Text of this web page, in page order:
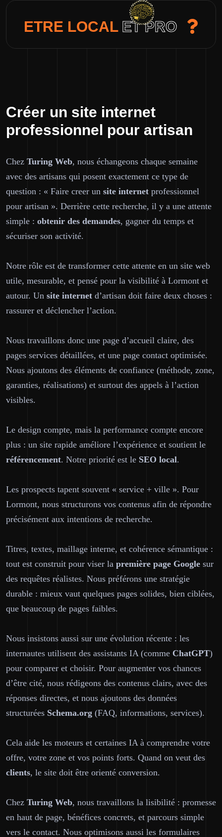
ETRE LOCAL ET PRO
Créer un site internet
professionnel pour artisan
Chez Turing Web, nous échangeons chaque semaine
avec des artisans qui posent exactement ce type de
question : « Faire creer un site internet professionnel
pour artisan ». Derrière cette recherche, il y a une attente
simple : obtenir des demandes, gagner du temps et
sécuriser son activité.
Notre rôle est de transformer cette attente en un site web
utile, mesurable, et pensé pour la visibilité à Lormont et
autour. Un site internet d’artisan doit faire deux choses :
rassurer et déclencher l’action.
Nous travaillons donc une page d’accueil claire, des
pages services détaillées, et une page contact optimisée.
Nous ajoutons des éléments de confiance (méthode, zone,
garanties, réalisations) et surtout des appels à l’action
visibles.
Le design compte, mais la performance compte encore
plus : un site rapide améliore l’expérience et soutient le
référencement. Notre priorité est le SEO local.
Les prospects tapent souvent « service + ville ». Pour
Lormont, nous structurons vos contenus afin de répondre
précisément aux intentions de recherche.
Titres, textes, maillage interne, et cohérence sémantique :
tout est construit pour viser la première page Google sur
des requêtes réalistes. Nous préférons une stratégie
durable : mieux vaut quelques pages solides, bien ciblées,
que beaucoup de pages faibles.
Nous insistons aussi sur une évolution récente : les
internautes utilisent des assistants IA (comme ChatGPT)
pour comparer et choisir. Pour augmenter vos chances
d’être cité, nous rédigeons des contenus clairs, avec des
réponses directes, et nous ajoutons des données
structurées Schema.org (FAQ, informations, services).
Cela aide les moteurs et certaines IA à comprendre votre
offre, votre zone et vos points forts. Quand on veut des
clients, le site doit être orienté conversion.
Chez Turing Web, nous travaillons la lisibilité : promesse
en haut de page, bénéfices concrets, et parcours simple
vers le contact. Nous optimisons aussi les formulaires